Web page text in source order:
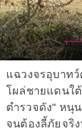
แฉวงจรอุบาท
โผล่ชายแดนใ
ตำรวจดัง" หนุ
จนต้องลี้ภัยจริ